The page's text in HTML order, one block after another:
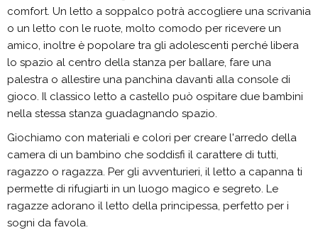
comfort. Un letto a soppalco potrà accogliere una scrivania
o un letto con le ruote, molto comodo per ricevere un
amico, inoltre è popolare tra gli adolescenti perché libera
lo spazio al centro della stanza per ballare, fare una
palestra o allestire una panchina davanti alla console di
gioco. Il classico letto a castello può ospitare due bambini
nella stessa stanza guadagnando spazio.
Giochiamo con materiali e colori per creare l'arredo della
camera di un bambino che soddisfi il carattere di tutti,
ragazzo o ragazza. Per gli avventurieri, il letto a capanna ti
permette di rifugiarti in un luogo magico e segreto. Le
ragazze adorano il letto della principessa, perfetto per i
sogni da favola.